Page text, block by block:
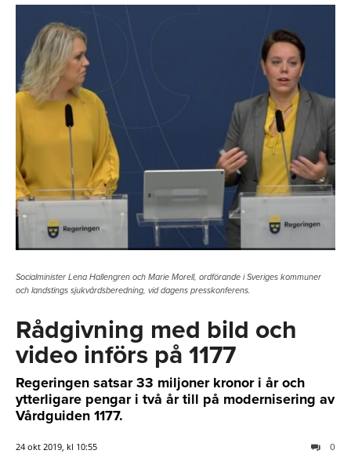
Socialminister Lena Hallengren och Marie Morell, ordförande i Sveriges kommuner
och landstings sjukvårdsberedning, vid dagens presskonferens.
Rådgivning med bild och
video införs på 1177
Regeringen satsar 33 miljoner kronor i år och
ytterligare pengar i två år till på modernisering av
Vårdguiden 1177.
24 okt 2019, kl 10:55 0